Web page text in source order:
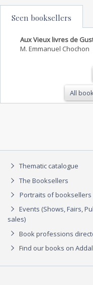
Seen booksellers
Aux Vieux livres de
M. Emmanuel Chochon
All
Thematic catalogue
The Booksellers
Portraits of booksellers
Events (Shows, Fairs,
sales)
Book professions
Find our books on